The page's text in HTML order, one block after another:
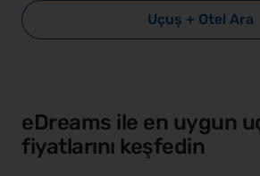
eDreams ile en uygun
fiyatlarını keşfedin
Uçuş + Otel Ara